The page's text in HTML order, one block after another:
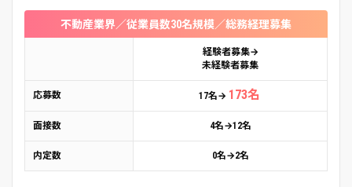
不動産業界／従業員数30名規模／総務経理募集
経験者募集→
未経験者募集
応募数 17名→ 173名
面接数 4名→12名
内定数 0名→2名